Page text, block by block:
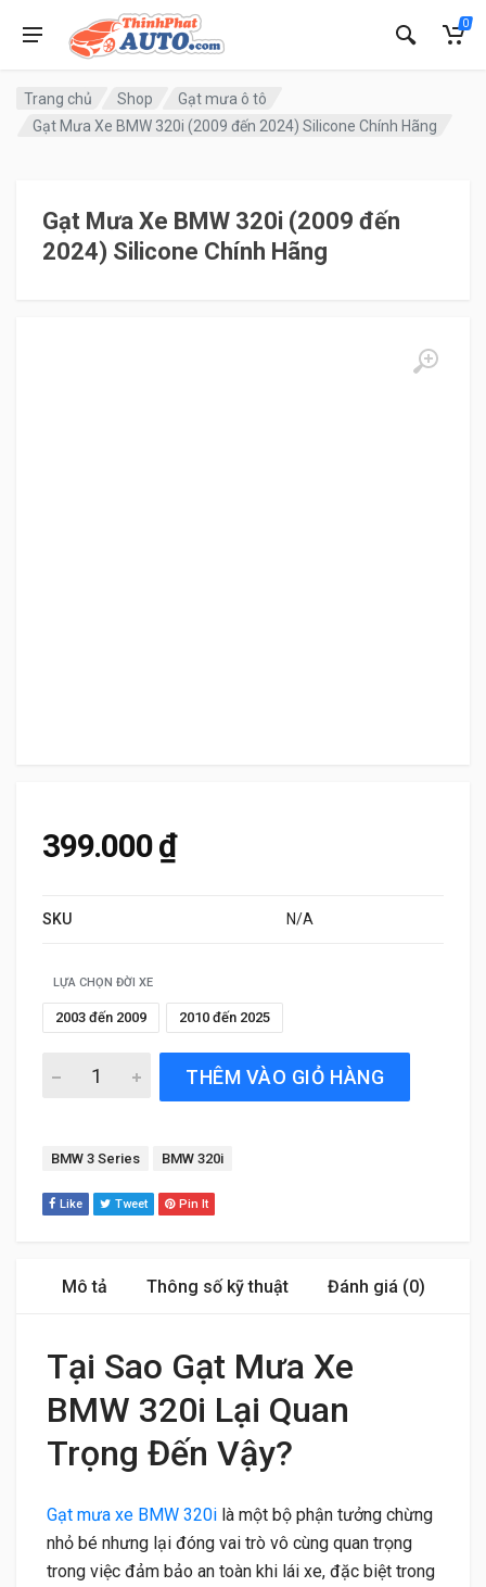
0
Trang chủ Shop
Gạt mưa ô tô
Gạt Mưa Xe BMW 320i (2009 đến 2024) Silicone Chính Hãng
Gạt Mưa Xe BMW 320i (2009 đến
2024) Silicone Chính Hãng
399.000₫
SKU N/A
LỰA CHỌN ĐỜI XE
2003 đến 2009 2010 đến 2025
Gạt Mưa Xe BMW 320i (2009 đến 2024) Silicone Chính
THÊM VÀO GIỎ HÀNG
Tags:
BMW 3 Series BMW 320i
Like Tweet Pin It
Mô tả Thông số kỹ thuật Đánh giá (0)
Tại Sao Gạt Mưa Xe
BMW 320i Lại Quan
Trọng Đến Vậy?
Gạt mưa xe BMW 320i là một bộ phận tưởng chừng
nhỏ bé nhưng lại đóng vai trò vô cùng quan trọng
trong việc đảm bảo an toàn khi lái xe, đặc biệt trong